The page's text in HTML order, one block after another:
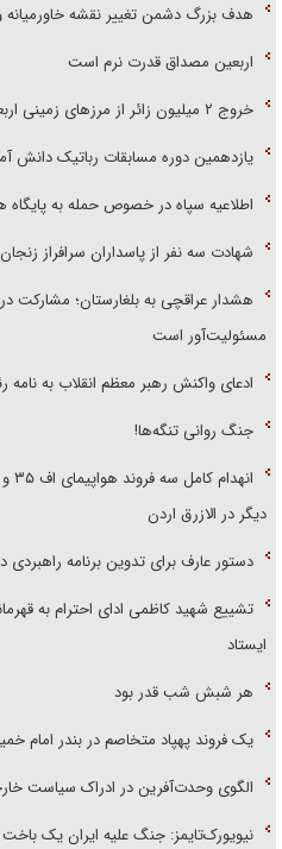
هدف بزرگ دشمن تغییر نقشه خاورمیانه
اربعین مصداق قدرت نرم است
‌خروج ۲ میلیون زائر از مرز‌های زمینی اربعین/ افزایش بازگشت زائران
یازدهمین دوره مسابقات رباتیک دانش
اطلاعیه سپاه در خصوص حمله به پایگاه
شهادت سه نفر از پاسداران سرافراز زنجان
هشدار عراقچی به بلغارستان؛ مشارکت در
مسئولیت‌آور است
ادعای واکنش رهبر معظم انقلاب به
جنگ روانی تنگه‌ها!
دیگر در الازرق اردن
دستور عارف برای تدوین برنامه
تشییع شهید کاظمی ادای احترام به
ایستاد
هر شبش شب قدر بود
یک فروند پهپاد متخاصم در بندر امام
الگوی وحدت‌آفرین در ادراک سیاست
نیویورک‌تایمز: جنگ علیه ایران یک